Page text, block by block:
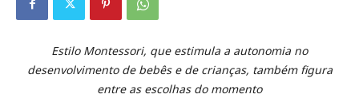
Estilo Montessori, que estimula a autonomia no
desenvolvimento de bebês e de crianças, também figura
entre as escolhas do momento